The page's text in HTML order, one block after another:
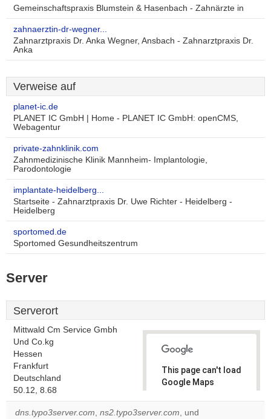
Gemeinschaftspraxis Blumstein & Hasenbach - Zahnärzte in
zahnaerztin-dr-wegner...
Zahnarztpraxis Dr. Anka Wegner, Ansbach - Zahnarztpraxis Dr.
Anka
Verweise auf
planet-ic.de
PLANET IC GmbH | Home - PLANET IC GmbH: openCMS,
Webagentur
private-zahnklinik.com
Zahnmedizinische Klinik Mannheim- Implantologie,
Parodontologie
implantate-heidelberg...
Startseite - Zahnarztpraxis Dr. Uwe Richter - Heidelberg -
Heidelberg
sportomed.de
Sportomed Gesundheitszentrum
Server
Serverort
Mittwald Cm Service Gmbh
Und Co.kg
Hessen
Frankfurt
Deutschland
50.12, 8.68
This page can't load
Google Maps
dns.typo3server.com, ns2.typo3server.com, und